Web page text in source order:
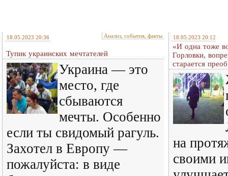
18.05.2023 20:36 Анализ, события, факты
Тупик украинских мечтателей
Украина — это
место, где
сбываются
мечты. Особенно
если ты свидомый рагуль.
Захотел в Европу —
пожалуйста: в виде
18.05.2023 20:12
«И одна тоже
Горловки,
старается
на
своими